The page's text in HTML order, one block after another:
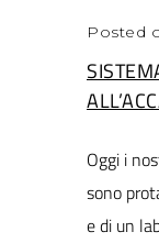
Posted
Oggi i
sono
e di un